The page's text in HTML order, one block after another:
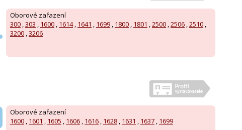
Oborové zařazení
300 ,303 , 1600 , 1614, 1641 , 1699 , 1800 , 1801 ,2500 ,2506 ,2510 ,
3200 ,3206
Oborové zařazení
1600 1601 1605 1606 1616 1628 1631 1637 1699